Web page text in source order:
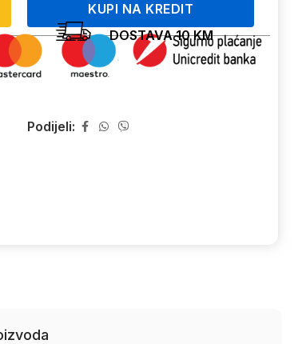
KUPI NA KREDIT
DOSTAVA 10 KM
Podijeli: